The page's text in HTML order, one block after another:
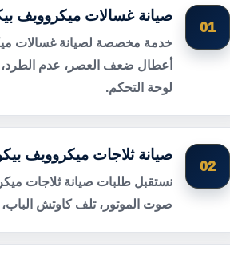
01
صيانة غسالات ميكروويف
خدمة مخصصة لصيانة غسالات
أعطال ضعف العصر، عدم الطرد،
لوحة التحكم.
02
صيانة ثلاجات ميكروويف
نستقبل طلبات صيانة ثلاجات
صوت الموتور، تلف كاوتش الباب،